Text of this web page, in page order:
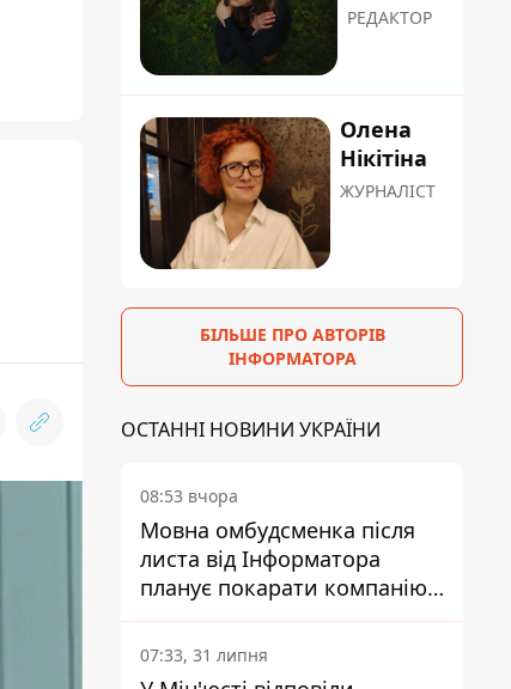
РЕДАКТОР
Олена
Нікітіна
ЖУРНАЛІСТ
БІЛЬШЕ ПРО АВТОРІВ
ІНФОРМАТОРА
ОСТАННІ НОВИНИ УКРАЇНИ
08:53 вчора
Мовна омбудсменка після
листа від Інформатора
планує покарати компанію-
підрядника ПриватБанку
07:33, 31 липня